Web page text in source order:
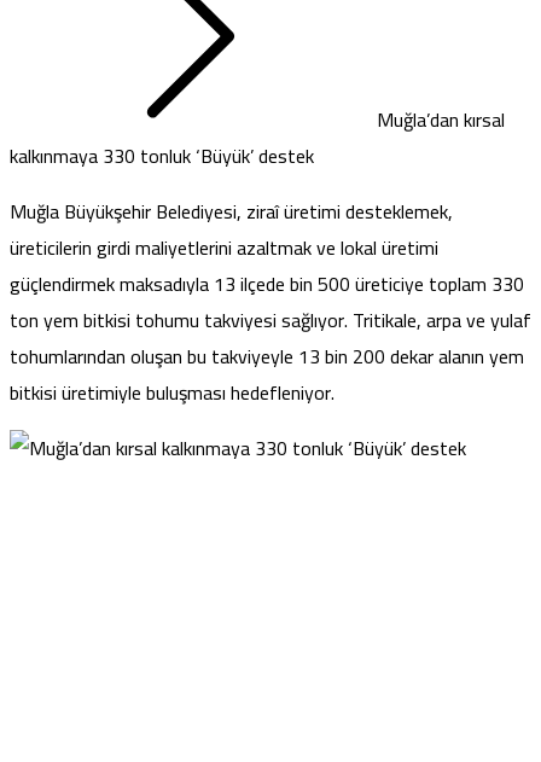
Muğla’dan kırsal
kalkınmaya 330 tonluk ‘Büyük’ destek
Muğla Büyükşehir Belediyesi, ziraî üretimi desteklemek,
üreticilerin girdi maliyetlerini azaltmak ve lokal üretimi
güçlendirmek maksadıyla 13 ilçede bin 500 üreticiye toplam 330
ton yem bitkisi tohumu takviyesi sağlıyor. Tritikale, arpa ve yulaf
tohumlarından oluşan bu takviyeyle 13 bin 200 dekar alanın yem
bitkisi üretimiyle buluşması hedefleniyor.